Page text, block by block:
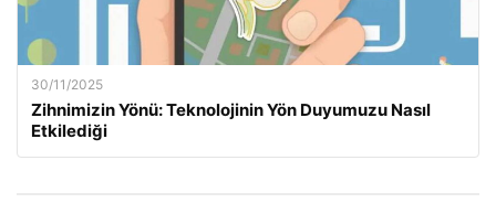
30/11/2025
Zihnimizin Yönü: Teknolojinin Yön Duyumuzu Nasıl
Etkilediği